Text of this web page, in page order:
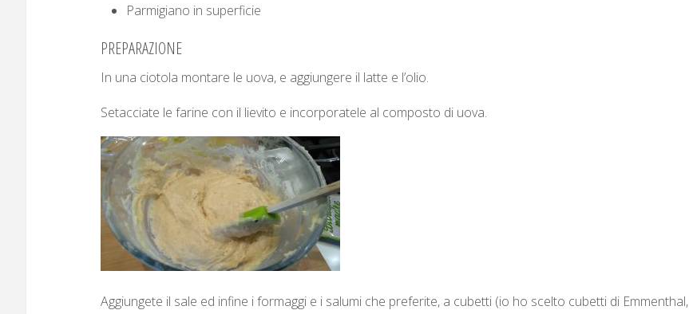
Parmigiano in superficie
PREPARAZIONE
In una ciotola montare le uova, e aggiungere il latte e l’olio.
Setacciate le farine con il lievito e incorporatele al composto di uova.
Aggiungete il sale ed infine i formaggi e i salumi che preferite, a cubetti (io ho scelto cubetti di Emmenthal,